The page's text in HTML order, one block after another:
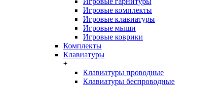
Игровые комплекты
Игровые клавиатуры
Игровые мыши
Игровые коврики
Комплекты
Клавиатуры
+
Клавиатуры проводные
Клавиатуры беспроводные